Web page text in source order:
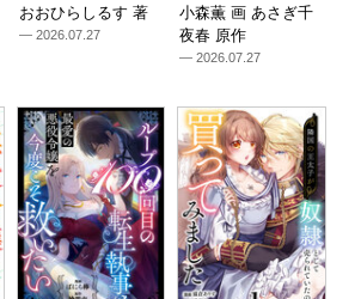
おおひらしるす 著
— 2026.07.27
小森薫 画 あさぎ千
夜春 原作
— 2026.07.27